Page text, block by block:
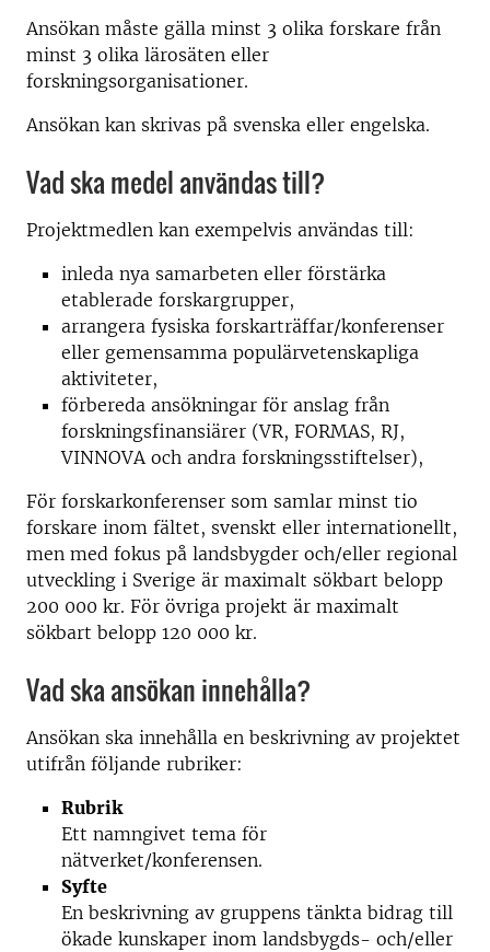
Ansökan måste gälla minst 3 olika forskare från
minst 3 olika lärosäten eller
forskningsorganisationer.
Ansökan kan skrivas på svenska eller engelska.
Vad ska medel användas till?
Projektmedlen kan exempelvis användas till:
inleda nya samarbeten eller förstärka
etablerade forskargrupper,
arrangera fysiska forskarträffar/konferenser
eller gemensamma populärvetenskapliga
aktiviteter,
förbereda ansökningar för anslag från
forskningsfinansiärer (VR, FORMAS, RJ,
VINNOVA och andra forskningsstiftelser),
För forskarkonferenser som samlar minst tio
forskare inom fältet, svenskt eller internationellt,
men med fokus på landsbygder och/eller regional
utveckling i Sverige är maximalt sökbart belopp
200 000 kr. För övriga projekt är maximalt
sökbart belopp 120 000 kr.
Vad ska ansökan innehålla?
Ansökan ska innehålla en beskrivning av projektet
utifrån följande rubriker:
Rubrik
Ett namngivet tema för
nätverket/konferensen.
Syfte
En beskrivning av gruppens tänkta bidrag till
ökade kunskaper inom landsbygds- och/eller